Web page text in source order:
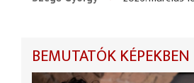
BEMUTATÓK KÉPEKBEN